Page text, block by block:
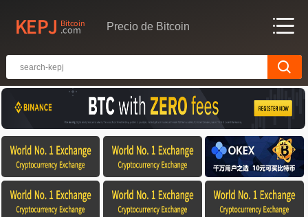
Precio de Bitcoin